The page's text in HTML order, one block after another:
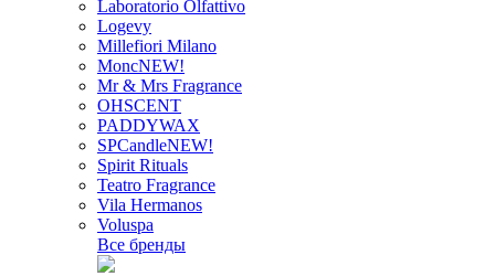
Laboratorio Olfattivo
Logevy
Millefiori Milano
MoncNEW!
Mr & Mrs Fragrance
OHSCENT
PADDYWAX
SPCandleNEW!
Spirit Rituals
Teatro Fragrance
Vila Hermanos
Voluspa
Все бренды